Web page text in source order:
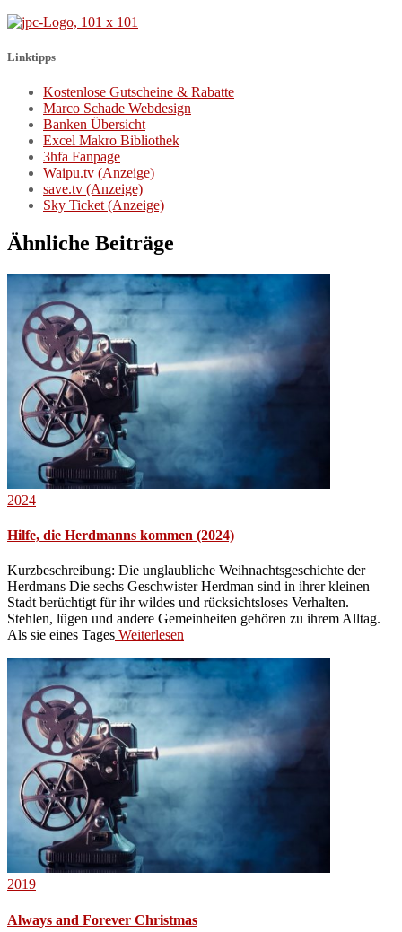
Linktipps
Kostenlose Gutscheine & Rabatte
Marco Schade Webdesign
Banken Übersicht
Excel Makro Bibliothek
3hfa Fanpage
Waipu.tv (Anzeige)
save.tv (Anzeige)
Sky Ticket (Anzeige)
Ähnliche Beiträge
2024
Hilfe, die Herdmanns kommen (2024)
Kurzbeschreibung: Die unglaubliche Weihnachtsgeschichte der
Herdmans Die sechs Geschwister Herdman sind in ihrer kleinen
Stadt berüchtigt für ihr wildes und rücksichtsloses Verhalten.
Stehlen, lügen und andere Gemeinheiten gehören zu ihrem Alltag.
Als sie eines Tages Weiterlesen
2019
Always and Forever Christmas